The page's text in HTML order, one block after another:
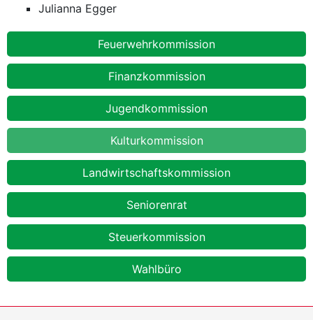
Julianna Egger
KommissionenFeuerwehrkommission
Finanzkommission
Jugendkommission
Kulturkommission
Landwirtschaftskommission
Seniorenrat
Steuerkommission
Wahlbüro